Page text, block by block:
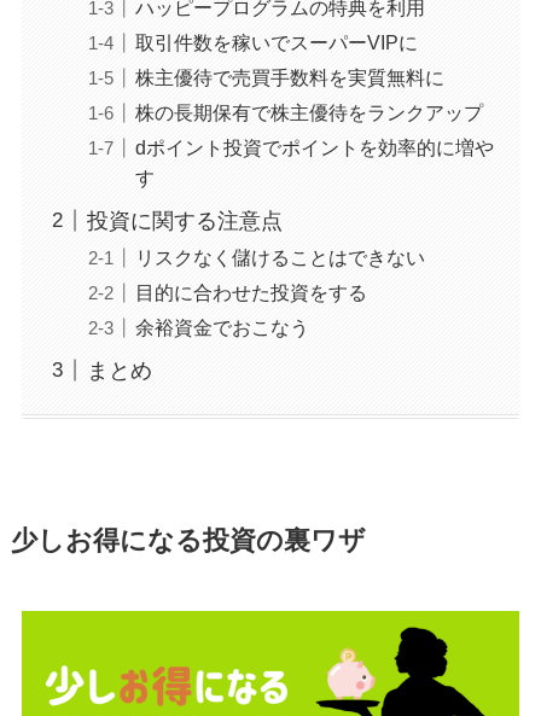
ハッピープログラムの特典を利用
取引件数を稼いでスーパーVIPに
株主優待で売買手数料を実質無料に
株の長期保有で株主優待をランクアップ
dポイント投資でポイントを効率的に増や
す
投資に関する注意点
リスクなく儲けることはできない
目的に合わせた投資をする
余裕資金でおこなう
まとめ
少しお得になる投資の裏ワザ